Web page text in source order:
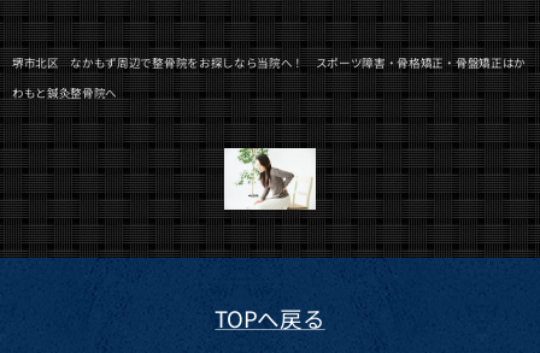
堺市北区 なかもず周辺で整骨院をお探しなら当院へ！ スポーツ障害・骨格矯正・骨盤矯正はか
わもと鍼灸整骨院へ
TOPへ戻る